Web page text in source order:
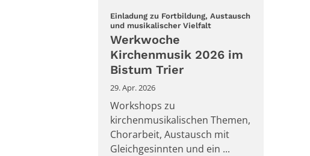
Einladung zu Fortbildung, Austausch
und musikalischer Vielfalt:
Werkwoche
Kirchenmusik 2026 im
Bistum Trier
29. Apr. 2026
Workshops zu
kirchenmusikalischen Themen,
Chorarbeit, Austausch mit
Gleichgesinnten und ein ...